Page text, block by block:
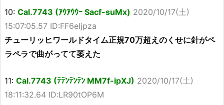
10: Cal.7743 (ｱｳｱｳｳｰ Sacf-suMx) 2020/10/17(土)
15:07:05.57 ID:FF6eIjpza
チューリッヒワールドタイム正規70万超えのくせに針がペ
ラペラで曲がってて萎えた
11: Cal.7743 (ﾃﾃﾝﾃﾝﾃﾝ MM7f-ipXJ) 2020/10/17(土)
18:11:32.64 ID:LR90tOP6M